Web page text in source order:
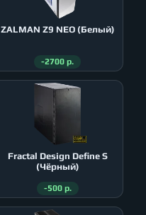
ZALMAN Z9 NEO (Белый)
-2700 р.
Fractal Design Define S
(Чёрный)
-500 р.